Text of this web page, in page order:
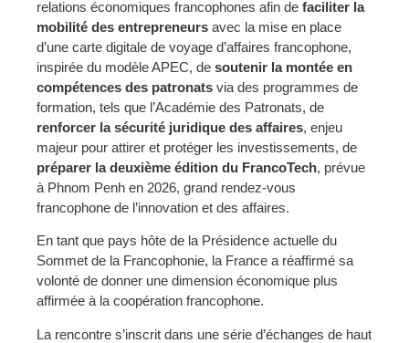
relations économiques francophones afin de faciliter la
mobilité des entrepreneurs avec la mise en place
d’une carte digitale de voyage d’affaires francophone,
inspirée du modèle APEC, de soutenir la montée en
compétences des patronats via des programmes de
formation, tels que l’Académie des Patronats, de
renforcer la sécurité juridique des affaires, enjeu
majeur pour attirer et protéger les investissements, de
préparer la deuxième édition du FrancoTech, prévue
à Phnom Penh en 2026, grand rendez-vous
francophone de l’innovation et des affaires.
En tant que pays hôte de la Présidence actuelle du
Sommet de la Francophonie, la France a réaffirmé sa
volonté de donner une dimension économique plus
affirmée à la coopération francophone.
La rencontre s’inscrit dans une série d’échanges de haut